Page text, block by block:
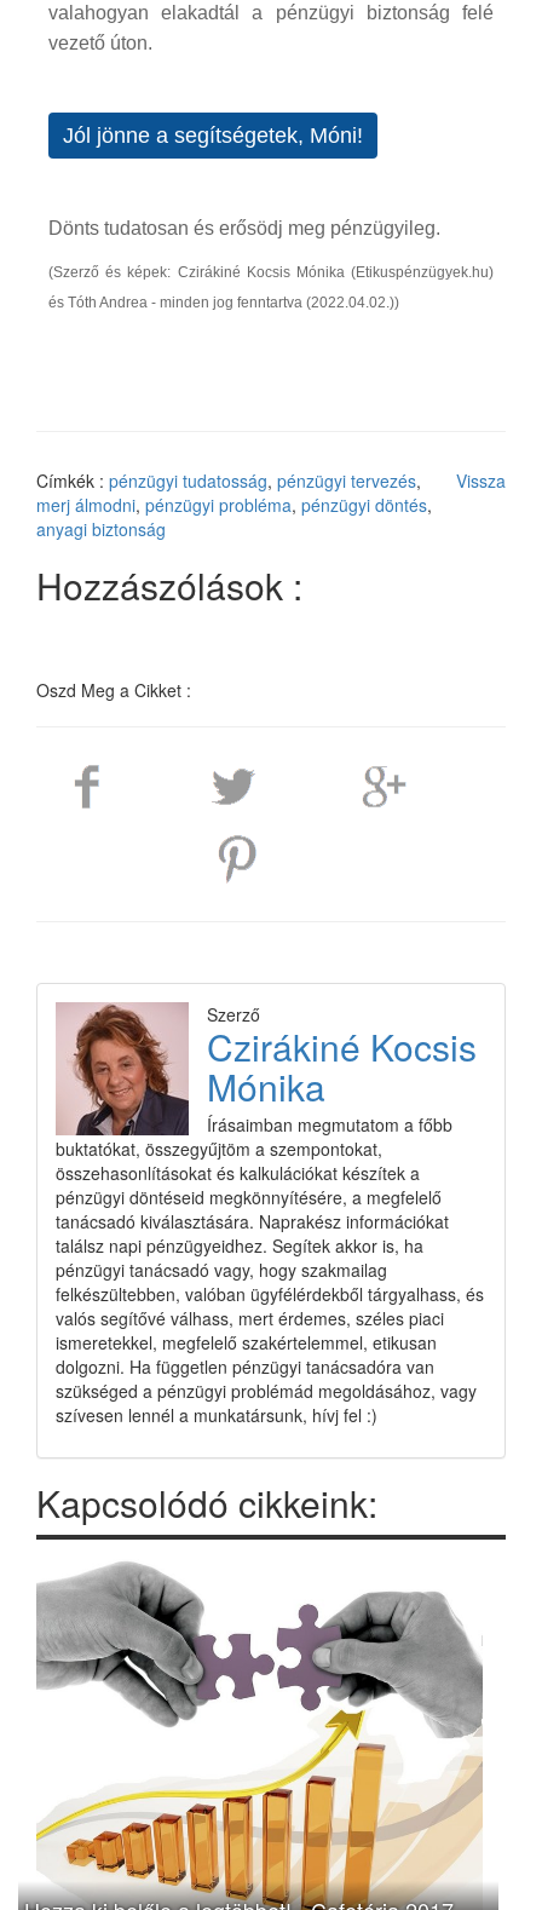
valahogyan elakadtál a pénzügyi biztonság felé
vezető úton.
Jól jönne a segítségetek, Móni!
Dönts tudatosan és erősödj meg pénzügyileg.
(Szerző és képek: Czirákiné Kocsis Mónika (Etikuspénzügyek.hu)
és Tóth Andrea - minden jog fenntartva (2022.04.02.))
Vissza
Címkék : pénzügyi tudatosság, pénzügyi tervezés,
merj álmodni, pénzügyi probléma, pénzügyi döntés,
anyagi biztonság
Hozzászólások :
Oszd Meg a Cikket :
Szerző
Czirákiné Kocsis
Mónika
Írásaimban megmutatom a főbb
buktatókat, összegyűjtöm a szempontokat,
összehasonlításokat és kalkulációkat készítek a
pénzügyi döntéseid megkönnyítésére, a megfelelő
tanácsadó kiválasztására. Naprakész információkat
találsz napi pénzügyeidhez. Segítek akkor is, ha
pénzügyi tanácsadó vagy, hogy szakmailag
felkészültebben, valóban ügyfélérdekből tárgyalhass, és
valós segítővé válhass, mert érdemes, széles piaci
ismeretekkel, megfelelő szakértelemmel, etikusan
dolgozni. Ha független pénzügyi tanácsadóra van
szükséged a pénzügyi problémád megoldásához, vagy
szívesen lennél a munkatársunk, hívj fel :)
Kapcsolódó cikkeink: